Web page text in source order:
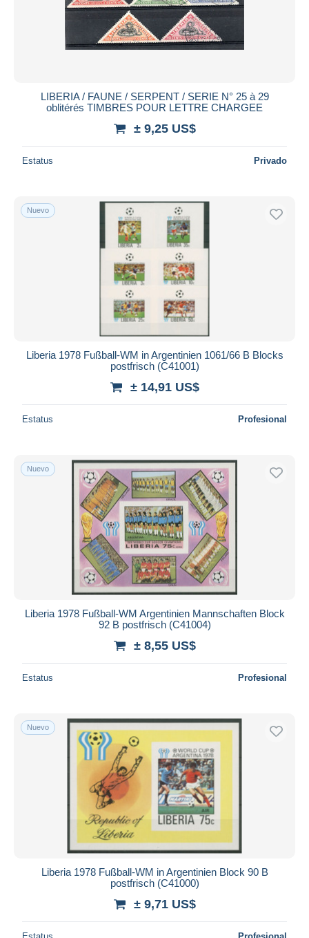
LIBERIA / FAUNE / SERPENT / SERIE N° 25 à 29
oblitérés TIMBRES POUR LETTRE CHARGEE
± 9,25 US$
Estatus Privado
Nuevo
Liberia 1978 Fußball-WM in Argentinien 1061/66 B Blocks
postfrisch (C41001)
± 14,91 US$
Estatus Profesional
Nuevo
Liberia 1978 Fußball-WM Argentinien Mannschaften Block
92 B postfrisch (C41004)
± 8,55 US$
Estatus Profesional
Nuevo
Liberia 1978 Fußball-WM in Argentinien Block 90 B
postfrisch (C41000)
± 9,71 US$